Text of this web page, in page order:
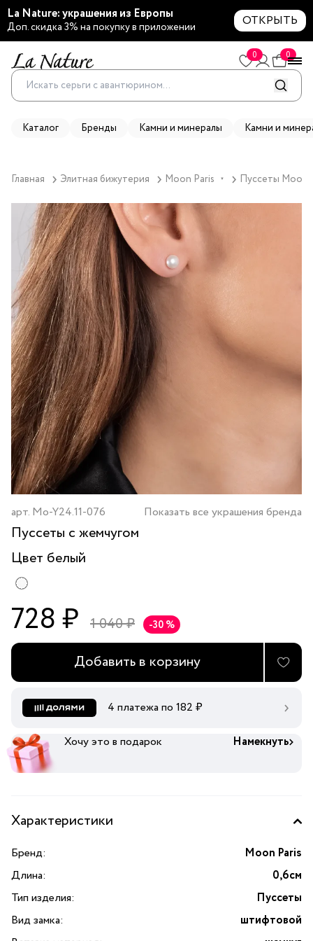
La Nature: украшения из Европы
Доп. скидка 3% на покупку в приложении ОТКРЫТЬ
0 0
Каталог Бренды Камни и минералы Камни и
Главная Элитная бижутерия Moon Paris ▼ Пуссеты Moon
арт. Mo-Y24.11-076 Показать все украшения бренда
Пуссеты с жемчугом
Цвет белый
728 ₽ 1 040 ₽ -30 %
Добавить в корзину
4 платежа по 182 ₽
Хочу это в подарок Намекнуть
Характеристики
Бренд:
Moon Paris
Длина:
0,6см
Тип изделия:
Пуссеты
Вид замка:
штифтовой